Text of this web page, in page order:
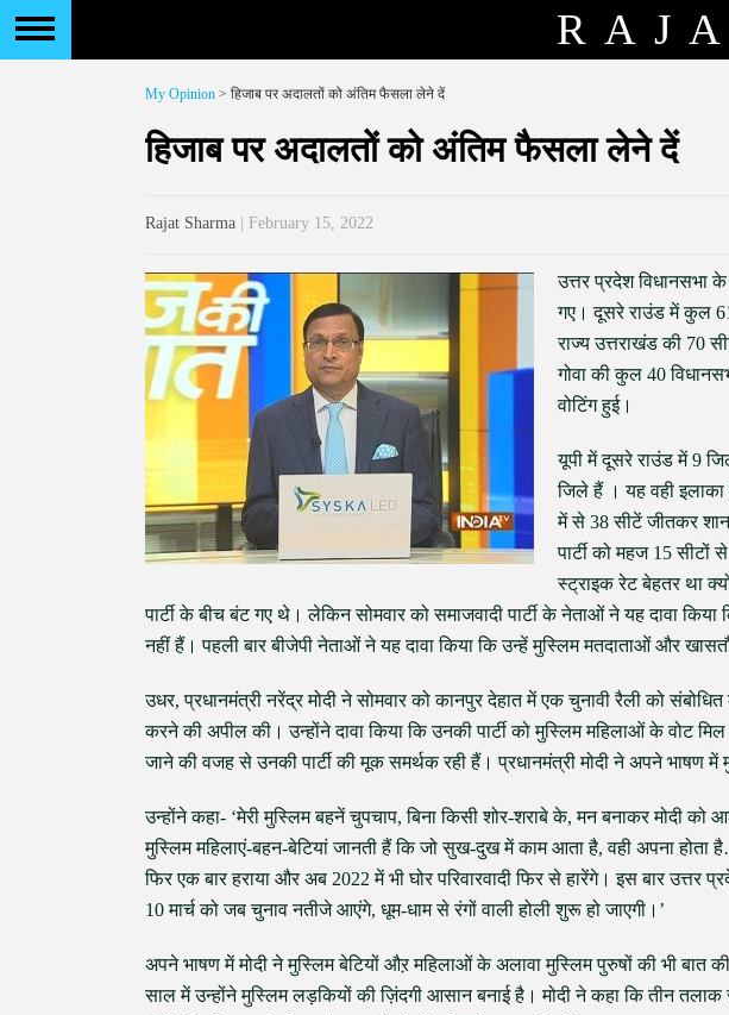
My Opinion > हिजाब पर अदालतों को अंतिम फैसला लेने दें
हिजाब पर अदालतों को अंतिम फैसला लेने दें
Rajat Sharma | February 15, 2022
उत्तर प्रदेश विधानसभा
गए। दूसरे राउंड में कुल
राज्य उत्तराखंड की 70
गोवा की कुल 40
वोटिंग हुई।
यूपी में दूसरे राउंड में 9
जिले हैं । यह वही इलाका
में से 38 सीटें जीतकर
पार्टी को महज 15 सीटों
स्ट्राइक रेट बेहतर था
पार्टी के बीच बंट गए थे। लेकिन सोमवार को समाजवादी पार्टी के नेताओं ने यह दावा किया
नहीं हैं। पहली बार बीजेपी नेताओं ने यह दावा किया कि उन्हें मुस्लिम मतदाताओं और
उधर, प्रधानमंत्री नरेंद्र मोदी ने सोमवार को कानपुर देहात में एक चुनावी रैली को
करने की अपील की। उन्होंने दावा किया कि उनकी पार्टी को मुस्लिम महिलाओं के वोट
जाने की वजह से उनकी पार्टी की मूक समर्थक रही हैं। प्रधानमंत्री मोदी ने अपने भाषण
उन्होंने कहा- ‘मेरी मुस्लिम बहनें चुपचाप, बिना किसी शोर-शराबे के, मन बनाकर मोदी को
मुस्लिम महिलाएं-बहन-बेटियां जानती हैं कि जो सुख-दुख में काम आता है, वही अपना
फिर एक बार हराया और अब 2022 में भी घोर परिवारवादी फिर से हारेंगे। इस बार उत्तर
10 मार्च को जब चुनाव नतीजे आएंगे, धूम-धाम से रंगों वाली होली शुरू हो जाएगी।’
अपने भाषण में मोदी ने मुस्लिम बेटियों औऱ महिलाओं के अलावा मुस्लिम पुरुषों की भी बात
साल में उन्होंने मुस्लिम लड़कियों की ज़िंदगी आसान बनाई है। मोदी ने कहा कि तीन तलाक